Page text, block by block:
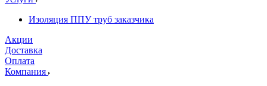
Изоляция ППУ труб заказчика
Акции
Доставка
Оплата
Компания